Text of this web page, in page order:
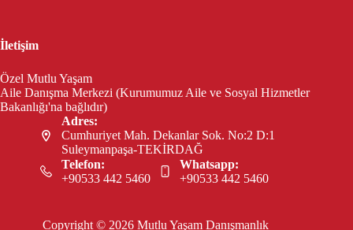
İletişim
Özel Mutlu Yaşam
Aile Danışma Merkezi (Kurumumuz Aile ve Sosyal Hizmetler
Bakanlığı'na bağlıdır)
Adres:
Cumhuriyet Mah. Dekanlar Sok. No:2 D:1
Suleymanpaşa-TEKİRDAĞ
Telefon:
+90533 442 5460
Whatsapp:
+90533 442 5460
Copyright © 2026 Mutlu Yaşam Danışmanlık